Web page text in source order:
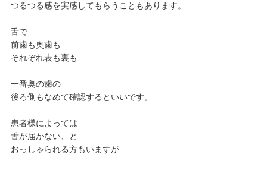
つるつる感を実感してもらうこともあります。
舌で
前歯も奥歯も
それぞれ表も裏も
一番奥の歯の
後ろ側もなめて確認するといいです。
患者様によっては
舌が届かない、と
おっしゃられる方もいますが